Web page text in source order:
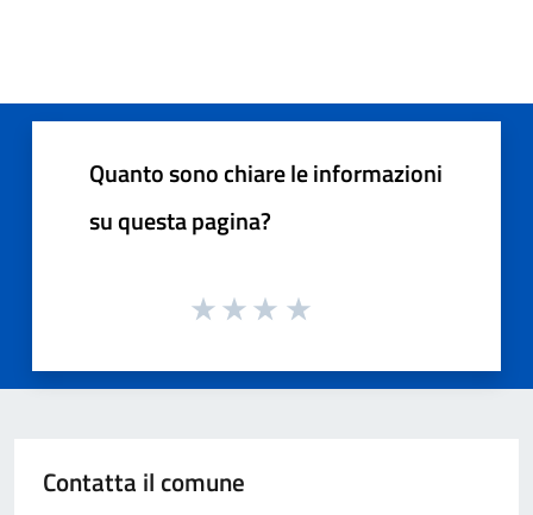
Quanto sono chiare le informazioni
su questa pagina?
Contatta il comune